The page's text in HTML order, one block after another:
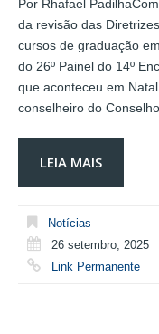
Por Rhafael
da revisão das
cursos de graduação
do 26º Painel do 14º
que aconteceu em
conselheiro do
LEIA MAIS
Notícias
26 setembro, 2025
Link Permanente